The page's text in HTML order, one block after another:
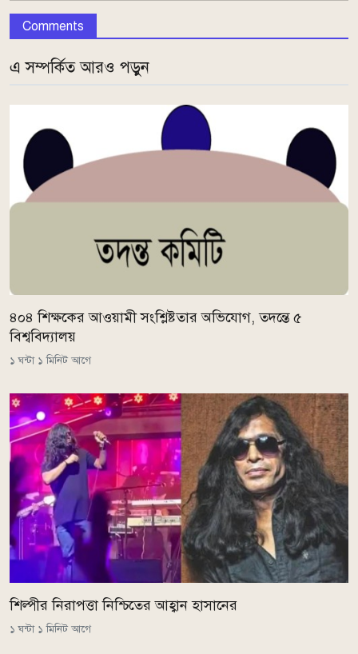
Comments
এ সম্পর্কিত আরও পড়ুন
৪০৪ শিক্ষকের আওয়ামী সংশ্লিষ্টতার অভিযোগ, তদন্তে ৫
বিশ্ববিদ্যালয়
১ ঘন্টা ১ মিনিট আগে
শিল্পীর নিরাপত্তা নিশ্চিতের আহ্বান হাসানের
১ ঘন্টা ১ মিনিট আগে